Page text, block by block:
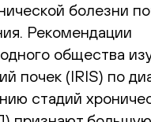
болезни
Рекомендации
общества
почек (IRIS) по
стадий